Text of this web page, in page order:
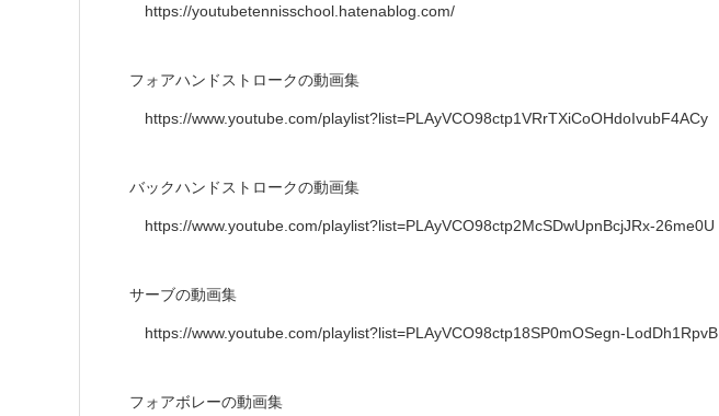
https://youtubetennisschool.hatenablog.com/
フォアハンドストロークの動画集
https://www.youtube.com/playlist?list=PLAyVCO98ctp1VRrTXiCoOHdoIvubF4ACy
バックハンドストロークの動画集
https://www.youtube.com/playlist?list=PLAyVCO98ctp2McSDwUpnBcjJRx-26me0U
サーブの動画集
https://www.youtube.com/playlist?list=PLAyVCO98ctp18SP0mOSegn-LodDh1RpvB
フォアボレーの動画集